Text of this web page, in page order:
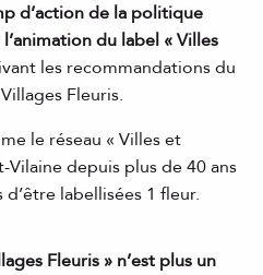
d’action de la politique
du label « Villes
les recommandations du
Fleuris.
le réseau « Villes et
Vilaine depuis plus de 40 ans
labellisées 1 fleur.
Fleuris » n’est plus un